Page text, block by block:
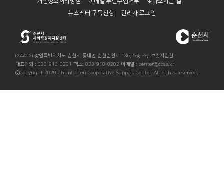
개인정보처리방침 이메일 무단수집거부
찾아오시는 길
뉴스레터 구독신청
관리자 로그인
(24402) 강원특별자치도 춘천시 동내면 춘천순환로 136, 5층 소셜브릿지춘천
대표전화 : 033-910-0201 팩스: 033-910-0202 이메일 : center@ccse.kr
ⓒCopyright 2020 ChunCheon Cooperative Support Center. All rights reserved.